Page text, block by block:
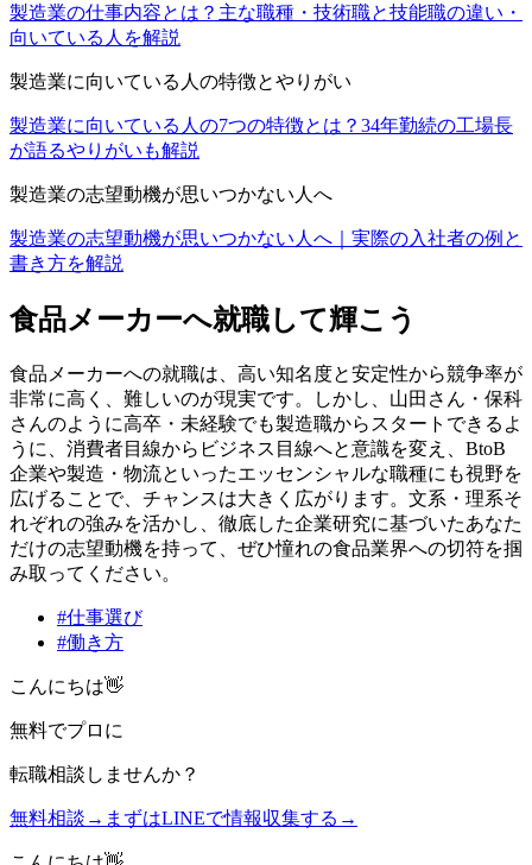
製造業の仕事内容とは？主な職種・技術職と技能職の違い・
向いている人を解説
製造業に向いている人の特徴とやりがい
製造業に向いている人の7つの特徴とは？34年勤続の工場長
が語るやりがいも解説
製造業の志望動機が思いつかない人へ
製造業の志望動機が思いつかない人へ｜実際の入社者の例と
書き方を解説
食品メーカーへ就職して輝こう
食品メーカーへの就職は、高い知名度と安定性から競争率が
非常に高く、難しいのが現実です。しかし、山田さん・保科
さんのように高卒・未経験でも製造職からスタートできるよ
うに、消費者目線からビジネス目線へと意識を変え、BtoB
企業や製造・物流といったエッセンシャルな職種にも視野を
広げることで、チャンスは大きく広がります。文系・理系そ
れぞれの強みを活かし、徹底した企業研究に基づいたあなた
だけの志望動機を持って、ぜひ憧れの食品業界への切符を掴
み取ってください。
#仕事選び
#働き方
こんにちは👋
無料でプロに
転職相談 しませんか？
無料相談 → まずはLINEで情報収集する →